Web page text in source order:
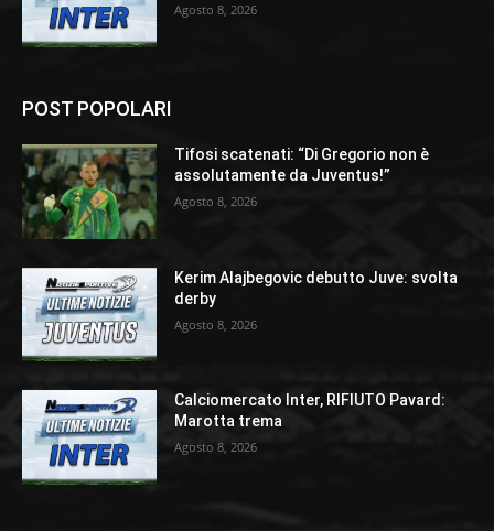
Agosto 8, 2026
POST POPOLARI
Tifosi scatenati: “Di Gregorio non è
assolutamente da Juventus!”
Agosto 8, 2026
Kerim Alajbegovic debutto Juve: svolta
derby
Agosto 8, 2026
Calciomercato Inter, RIFIUTO Pavard:
Marotta trema
Agosto 8, 2026